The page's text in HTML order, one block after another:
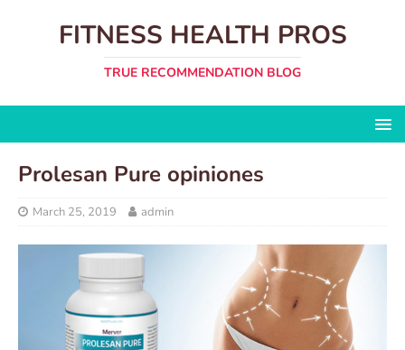
FITNESS HEALTH PROS
TRUE RECOMMENDATION BLOG
Prolesan Pure opiniones
March 25, 2019 admin